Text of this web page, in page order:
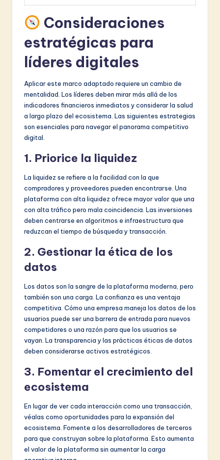
Consideraciones
estratégicas para
líderes digitales
Aplicar este marco adaptado requiere un cambio de
mentalidad. Los líderes deben mirar más allá de los
indicadores financieros inmediatos y considerar la salud
a largo plazo del ecosistema. Las siguientes estrategias
son esenciales para navegar el panorama competitivo
digital.
1. Priorice la liquidez
La liquidez se refiere a la facilidad con la que
compradores y proveedores pueden encontrarse. Una
plataforma con alta liquidez ofrece mayor valor que una
con alta tráfico pero mala coincidencia. Las inversiones
deben centrarse en algoritmos e infraestructura que
reduzcan el tiempo de búsqueda y transacción.
2. Gestionar la ética de los
datos
Los datos son la sangre de la plataforma moderna, pero
también son una carga. La confianza es una ventaja
competitiva. Cómo una empresa maneja los datos de los
usuarios puede ser una barrera de entrada para nuevos
competidores o una razón para que los usuarios se
vayan. La transparencia y las prácticas éticas de datos
deben considerarse activos estratégicos.
3. Fomentar el crecimiento del
ecosistema
En lugar de ver cada interacción como una transacción,
véalas como oportunidades para la expansión del
ecosistema. Fomente a los desarrolladores de terceros
para que construyan sobre la plataforma. Esto aumenta
el valor de la plataforma sin aumentar la carga